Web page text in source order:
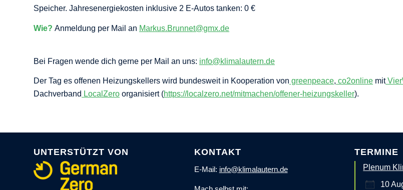
Speicher. Jahresenergiekosten inklusive 2 E-Autos tanken: 0 €
Wie? Anmeldung per Mail an Markus.Brunnet@gmx.de
Bei Fragen wende dich gerne per Mail an uns: info@klimalautern.de
Der Tag es offenen Heizungskellers wird bundesweit in Kooperation von greenpeace, co2online mit
Dachverband LocalZero organisiert (https://localzero.net/mitmachen/offener-heizungskeller).
UNTERSTÜTZT VON KONTAKT
E-Mail: info@klimalautern.de
TERMINE
Plenum
10